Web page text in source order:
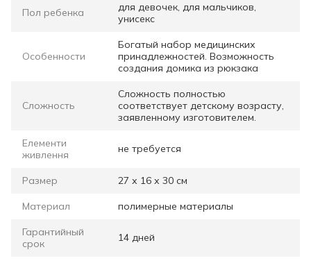
Пол ребенка
для девочек, для мальчиков,
унисекс
Особенности
Богатый набор медицинских
принадлежностей. Возможность
создания домика из рюкзака
Сложность
Сложность полностью
соответствует детскому возрасту,
заявленному изготовителем.
Елементи
живлення
не требуется
Размер 27 х 16 х 30 см
Материал полимерные материалы
Гарантийный
срок
14 дней